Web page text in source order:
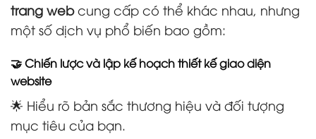
trang webcung cấp có thể khác nhau, nhưng
một số dịch vụ phổ biến bao gồm:
🤝 Chiến lược và lập kế hoạch thiết kế giao diện
website
🌟 Hiểu rõ bản sắc thương hiệu và đối tượng
mục tiêu của bạn.